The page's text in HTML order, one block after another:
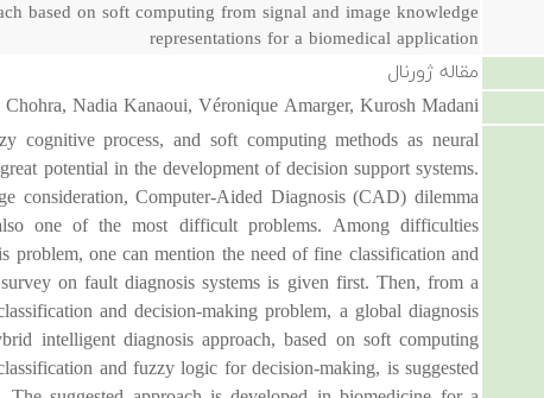
based on soft computing from signal and image knowledge
representations for a biomedical application
مقاله ژورنال
Nadia Kanaoui, Véronique Amarger, Kurosh Madani
cognitive process, and soft computing methods as neural
potential in the development of decision support systems.
consideration, Computer-Aided Diagnosis (CAD) dilemma
one of the most difficult problems. Among difficulties
problem, one can mention the need of fine classification and
on fault diagnosis systems is given first. Then, from a
and decision-making problem, a global diagnosis
intelligent diagnosis approach, based on soft computing
and fuzzy logic for decision-making, is suggested